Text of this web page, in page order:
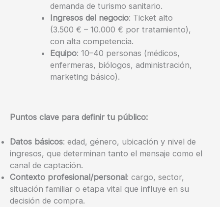
demanda de turismo sanitario.
Ingresos del negocio: Ticket alto
(3.500 € – 10.000 € por tratamiento),
con alta competencia.
Equipo: 10–40 personas (médicos,
enfermeras, biólogos, administración,
marketing básico).
Puntos clave para definir tu público:
Datos básicos: edad, género, ubicación y nivel de
ingresos, que determinan tanto el mensaje como el
canal de captación.
Contexto profesional/personal: cargo, sector,
situación familiar o etapa vital que influye en su
decisión de compra.